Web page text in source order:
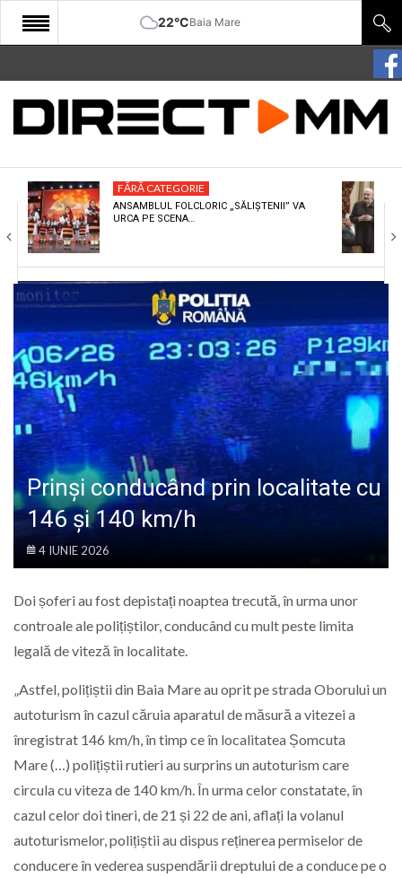
22°CBaia Mare
START
COMUNITATE
CULTURA
ECONOMIE
SANATATE
SPORT
SPECIAL
POLITIC
LIFE
FĂRĂ CATEGORIE
ANSAMBLUL FOLCLORIC „SĂLIȘTENII” VA
URCA PE SCENA…
Prinși conducând prin localitate cu
146 și 140 km/h
4 IUNIE 2026
Doi șoferi au fost depistați noaptea trecută, în urma unor
controale ale polițiștilor, conducând cu mult peste limita
legală de viteză în localitate.
„Astfel, polițiștii din Baia Mare au oprit pe strada Oborului un
autoturism în cazul căruia aparatul de măsură a vitezei a
înregistrat 146 km/h, în timp ce în localitatea Șomcuta
Mare (…) polițiștii rutieri au surprins un autoturism care
circula cu viteza de 140 km/h. În urma celor constatate, în
cazul celor doi tineri, de 21 și 22 de ani, aflați la volanul
autoturismelor, polițiștii au dispus reținerea permiselor de
conducere în vederea suspendării dreptului de a conduce pe o